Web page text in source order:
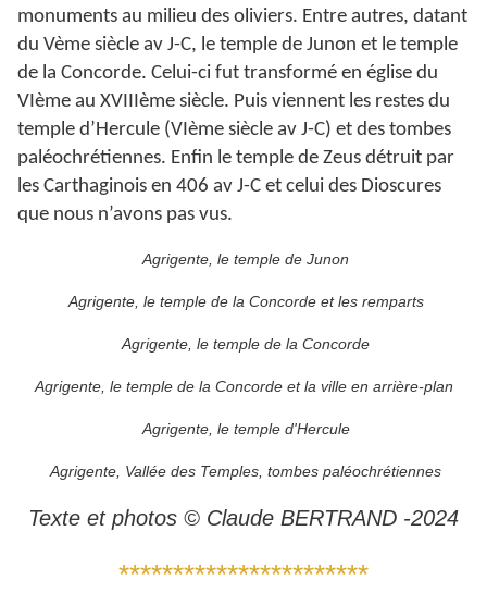
monuments au milieu des oliviers. Entre autres, datant
du Vème siècle av J-C, le temple de Junon et le temple
de la Concorde. Celui-ci fut transformé en église du
VIème au XVIIIème siècle. Puis viennent les restes du
temple d’Hercule (VIème siècle av J-C) et des tombes
paléochrétiennes. Enfin le temple de Zeus détruit par
les Carthaginois en 406 av J-C et celui des Dioscures
que nous n’avons pas vus.
Agrigente, le temple de Junon
Agrigente, le temple de la Concorde et les remparts
Agrigente, le temple de la Concorde
Agrigente, le temple de la Concorde et la ville en arrière-plan
Agrigente, le temple d'Hercule
Agrigente, Vallée des Temples, tombes paléochrétiennes
Texte et photos © Claude BERTRAND -2024
***********************